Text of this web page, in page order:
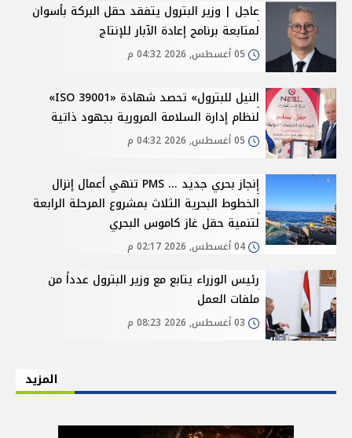
عاجل | وزير البترول يتفقد حقل البركة بأسوان
لمتابعة برنامج إعادة الآبار للإنتاج
النيل للبترول» تحصد شهادة «ISO 39001»
لنظام إدارة السلامة المرورية بجهود ذاتية
إنجاز بحري جديد ... PMS تنهي أعمال إنزال
الخطوط البحرية الثلاث بمشروع المرحلة الرابعة
لتنمية حقل غاز كاموس البحري
رئيس الوزراء يتابع مع وزير البترول عدداً من
ملفات العمل
المزيد